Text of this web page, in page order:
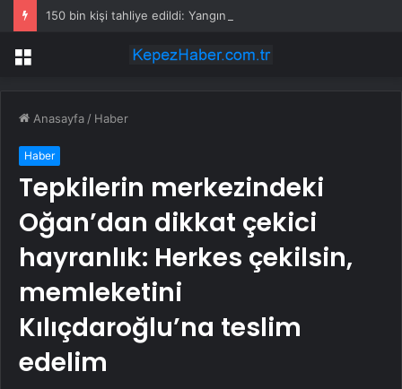
Menü
Anasayfa / Haber
Haber
Tepkilerin merkezindeki
Oğan’dan dikkat çekici
hayranlık: Herkes çekilsin,
memleketini
Kılıçdaroğlu’na teslim
edelim